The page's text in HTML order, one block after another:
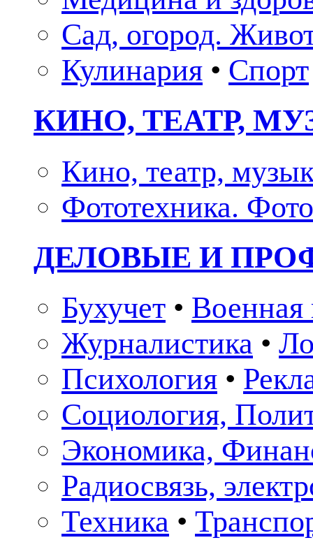
Сад, огород.
Кулинария • Спорт
КИНО, ТЕАТР,
Кино, театр,
Фототехника.
ДЕЛОВЫЕ И
Бухучет • Военная
Журналистика •
Психология •
Социология,
Экономика,
Радиосвязь,
Техника •